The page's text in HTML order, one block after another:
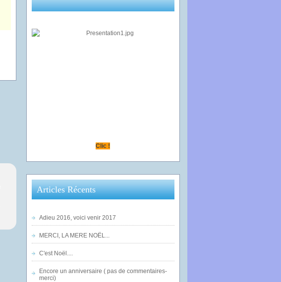
Clic !
Articles Récents
Adieu 2016, voici venir 2017
MERCI, LA MERE NOËL...
C'est Noël....
Encore un anniversaire ( pas de commentaires-
merci)